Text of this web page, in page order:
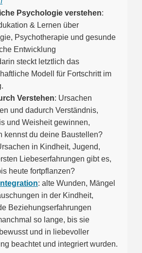
Psychologie verstehen:
& Lernen über
Psychotherapie und gesunde
Entwicklung
steckt letztlich das
Modell für Fortschritt im
Verstehen: Ursachen
und dadurch Verständnis,
und Weisheit gewinnen,
kennst du deine Baustellen?
in Kindheit, Jugend,
Liebeserfahrungen gibt es,
heute fortpflanzen?
: alte Wunden, Mängel
in der Kindheit,
Beziehungserfahrungen
so lange, bis sie
und in liebevoller
beachtet und integriert wurden.